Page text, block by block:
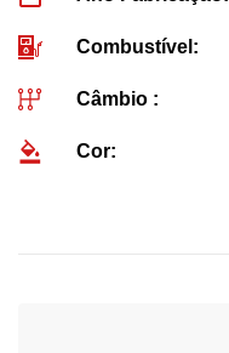
Combustível:
Câmbio :
Cor: